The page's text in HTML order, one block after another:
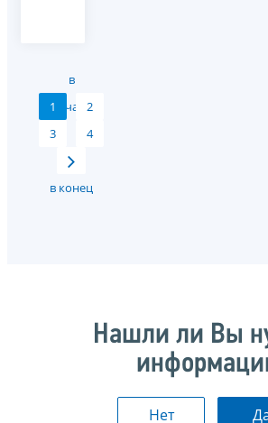
в
начало
1
2
3
4
в конец
Нашли ли Вы
Нет